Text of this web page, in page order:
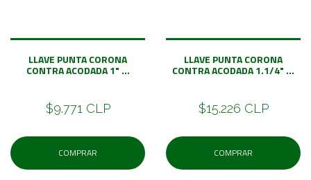
LLAVE PUNTA CORONA
CONTRA ACODADA 1" ...
$9.771 CLP
COMPRAR
LLAVE PUNTA CORONA
CONTRA ACODADA 1.1/4" ...
$15.226 CLP
COMPRAR